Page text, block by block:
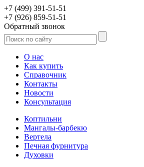
+7 (499) 391-51-51
+7 (926) 859-51-51
Обратный звонок
О нас
Как купить
Справочник
Контакты
Новости
Консультация
Коптильни
Мангалы-барбекю
Вертела
Печная фурнитура
Духовки